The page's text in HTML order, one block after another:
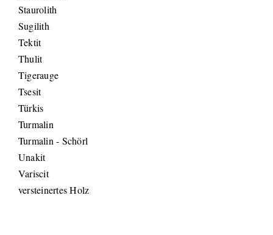
Staurolith
Sugilith
Tektit
Thulit
Tigerauge
Tsesit
Türkis
Turmalin
Turmalin - Schörl
Unakit
Variscit
versteinertes Holz